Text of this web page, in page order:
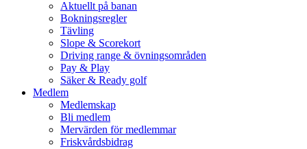
Aktuellt på banan
Bokningsregler
Tävling
Slope & Scorekort
Driving range & övningsområden
Pay & Play
Säker & Ready golf
Medlem
Medlemskap
Bli medlem
Mervärden för medlemmar
Friskvårdsbidrag